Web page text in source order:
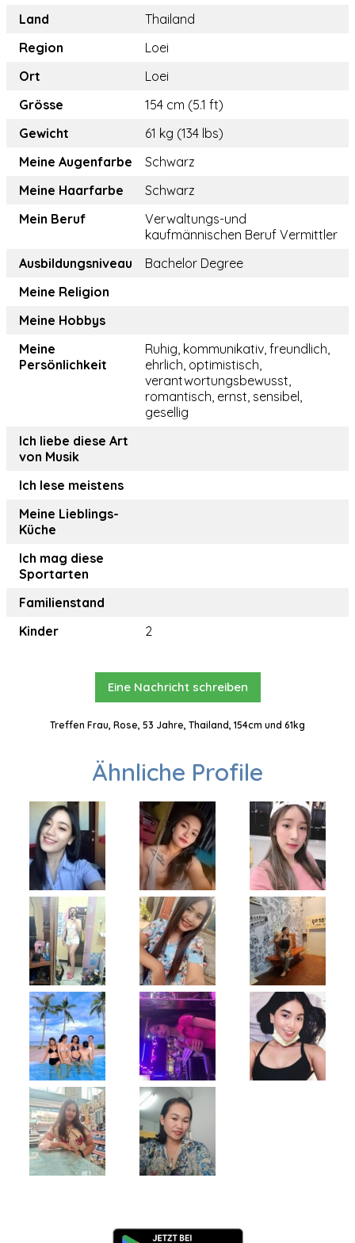
Land
Thailand
Region
Loei
Ort
Loei
Grösse
154 cm (5.1 ft)
Gewicht
61 kg (134 lbs)
Meine Augenfarbe
Schwarz
Meine Haarfarbe
Schwarz
Mein Beruf
Verwaltungs-und
kaufmännischen Beruf Vermittler
Ausbildungsniveau
Bachelor Degree
Meine Religion
Meine Hobbys
Meine
Persönlichkeit
Ruhig, kommunikativ, freundlich,
ehrlich, optimistisch,
verantwortungsbewusst,
romantisch, ernst, sensibel,
gesellig
Ich liebe diese Art
von Musik
Ich lese meistens
Meine Lieblings-
Küche
Ich mag diese
Sportarten
Familienstand
Kinder
2
Eine Nachricht schreiben
Treffen Frau, Rose, 53 Jahre, Thailand, 154cm und 61kg
Ähnliche Profile